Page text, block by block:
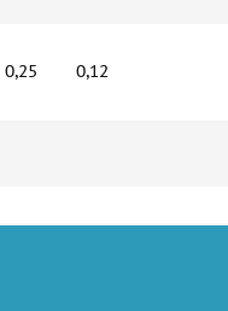
0,25 0,12